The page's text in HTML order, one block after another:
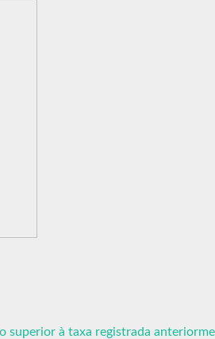
superior à taxa registrada